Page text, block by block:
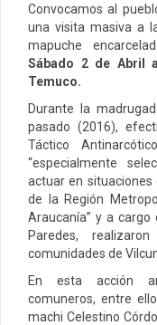
Convocamos al
una visita masiva a
mapuche
Sábado 2 de Abril
Temuco.
Durante la
pasado (2016),
Táctico
“especialmente
actuar en situaciones
de la Región
Araucanía” y a cargo
Paredes,
comunidades de
En esta acción
comuneros, entre
machi Celestino